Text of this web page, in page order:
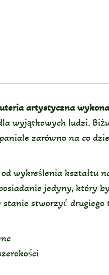
artystyczna
wyjątkowych ludzi.
zarówno na co
wykreślenia kształtu
jedyny, który
stworzyć drugiego